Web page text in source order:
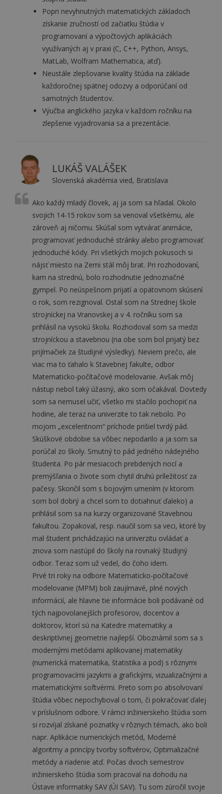
Popri nevyhnutných matematických základoch
získanie zručností od začiatku štúdia v
programovaní a výpočtových aplikáciách
využívaných aj v praxi (C, C++, Python, Ansys,
MatLab, Wolfram Mathematica, atď).
Neustále zlepšovanie kvality štúdia na základe
každoročnej spätnej odozvy a odporúčaní od
samotných študentov.
Výučba anglického jazyka v každom ročníku na
zlepšenie vyjadrovania sa a prezentácie.
LUKÁŠ VALÁŠEK
Slovenská akadémia vied, Bratislava
Ako každý mladý človek, aj ja som sa hľadal. Okolo
svojich 14-15 rokov som sa venoval všetkému, ale
zároveň aj ničomu. Skúšal som vytvárať animácie,
programovať jednoduché stránky alebo programovať
jednoduché kódy. Pri všetkých mojich pokusoch si
nájsť miesto na Zemi stál môj brat. Pri rozhodovaní,
kam na strednú, bolo rozhodnutie jednoznačné
gympel. Po neúspešnom prijatí a opätovnom skúsení
o rok, som rezignoval. Ostal som na Strednej škole
strojníckej na Vranovskej a v 4. ročníku som sa
prihlásil na vysokú školu. Rozhodoval som sa medzi
strojníckou a stavebnou (na obe som bol prijatý bez
prijímačiek za študijné výsledky). Neviem prečo, ale
viac ma to ťahalo k Stavebnej fakulte, odbor
Matematicko-počítačové modelovanie. Avšak môj
nástup nebol taký úžasný, ako som očakával. Dovtedy
som sa nemusel učiť, všetko mi stačilo pochopiť na
hodine, ale teraz na univerzite to tak nebolo. Po
mojom „excelentnom“ príchode prišiel tvrdý pád.
Skúškové obdobie sa vôbec nepodarilo a ja som sa
porúčal zo školy. Smutný to pád jedného nádejného
študenta. Po pár mesiacoch prebdených nocí a
premýšľania o živote som chytil druhú príležitosť za
pačesy. Skončil som s bojovým umením (v ktorom
som bol dobrý a chcel som to dotiahnuť ďaleko) a
prihlásil som sa na kurzy organizované Stavebnou
fakultou. Zopakoval, resp. naučil som sa veci, ktoré by
mal študent prichádzajúci na univerzitu ovládať a
znova som nastúpil do školy na rovnaký študijný
odbor. Teraz som už vedel, do čoho idem.
Prvé tri roky na odbore Matematicko-počítačové
modelovanie (MPM) boli zaujímavé, plné nových
informácií, ale hlavne tie informácie boli podávané od
tých najpovolanejších profesorov, docentov a
doktorov, ktorí sú na Katedre matematiky a
deskriptívnej geometrie najlepší. Oboznámil som sa s
modernými metódami aplikovanej matematiky
(numerická matematika, štatistika a pod) s rôznymi
programovacími jazykmi a grafickými, vizualizačnými a
matematickými softvérmi. Preto som po absolvovaní
štúdia vôbec nepochyboval o tom, či pokračovať ďalej
v príslušnom odbore. V rámci inžinierskeho štúdia som
si rozvíjal získané poznatky v rôznych témach, ako boli
napr. Aplikácie numerických metód, Moderné
algoritmy a princípy tvorby softvérov, Optimalizačné
metódy a riadenie atď. Počas dvoch semestrov
inžinierskeho štúdia som pracoval na dohodu na
Ústave informatiky SAV (ÚI SAV). Tu som zúročil svoje